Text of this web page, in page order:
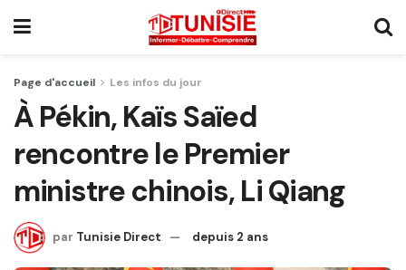
Page d'accueil Les infos du jour
À Pékin, Kaïs Saïed
rencontre le Premier
ministre chinois, Li Qiang
par Tunisie Direct depuis 2 ans